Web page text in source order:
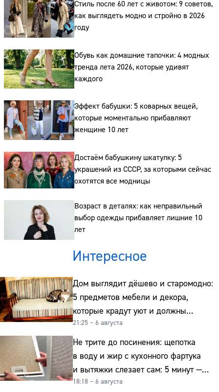
Стиль после 60 лет с животом: 9 советов,
как выглядеть модно и стройно в 2026
году
Обувь как домашние тапочки: 4 модных
тренда лета 2026, которые удивят
каждого
Эффект бабушки: 5 коварных вещей,
которые моментально прибавляют
женщине 10 лет
Достаём бабушкину шкатулку: 5
украшений из СССР, за которыми сейчас
охотятся все модницы
Возраст в деталях: как неправильный
выбор одежды прибавляет лишние 10
лет
Интересное
Дом выглядит дёшево и старомодно:
5 предметов мебели и декора,
которые крадут уют и должны
отправиться на свалку прямо сейчас
21:25 – 6 августа
Не трите до посинения: щепотка
в воду и жир с кухонного фартука
и вытяжки слезает сам: 5 минут —
и сверкает как новая
18:18 – 6 августа
Адрес:
Телефон: